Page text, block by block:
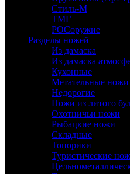
Стиль-М
ТМГ
РОСоружие
Разделы ножей
Из дамаска
Из дамаска
Кухонные
Метательные ножи
Недорогие
Ножи из литого
Охотничьи ножи
Рыбацкие ножи
Складные
Топорики
Туристические